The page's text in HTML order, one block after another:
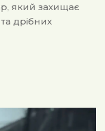
який захищає
дрібних